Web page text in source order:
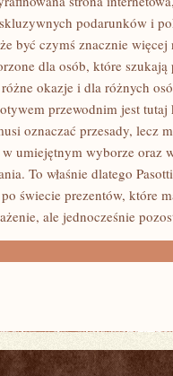
podarunków i
być czymś znacznie
dla osób, które
okazje i dla różnych
przewodnim jest tutaj
oznaczać przesady, lecz
w umiejętnym wyborze oraz
To właśnie dlatego
świecie prezentów, które
ale jednocześnie